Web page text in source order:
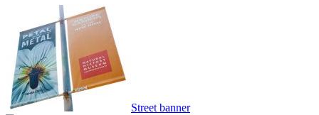
Street banner